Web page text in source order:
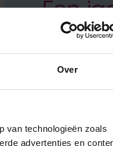
Over
van technologieën zoals
advertenties en